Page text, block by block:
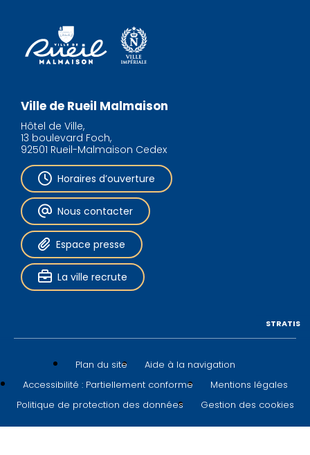
Ville de Rueil Malmaison
Hôtel de Ville,
13 boulevard Foch,
92501 Rueil-Malmaison Cedex
Horaires d’ouverture
Nous contacter
Espace presse
La ville recrute
Plan du site
Aide à la navigation
Accessibilité : Partiellement conforme
Mentions légales
Politique de protection des données
Gestion des cookies
STRATIS